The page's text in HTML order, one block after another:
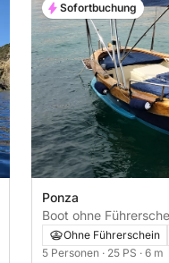
Ponza
Boot ohne Führerschein
Ohne Führerschein
5 Personen · 25 PS · 6 m
Sofortbuchung